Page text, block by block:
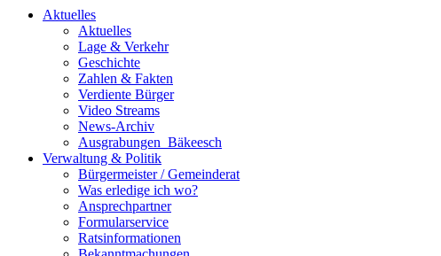
Aktuelles
Aktuelles
Lage & Verkehr
Geschichte
Zahlen & Fakten
Verdiente Bürger
Video Streams
News-Archiv
Ausgrabungen_Bäkeesch
Verwaltung & Politik
Bürgermeister / Gemeinderat
Was erledige ich wo?
Ansprechpartner
Formularservice
Ratsinformationen